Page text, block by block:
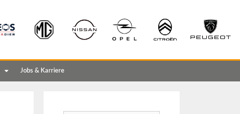
Jobs & Karriere